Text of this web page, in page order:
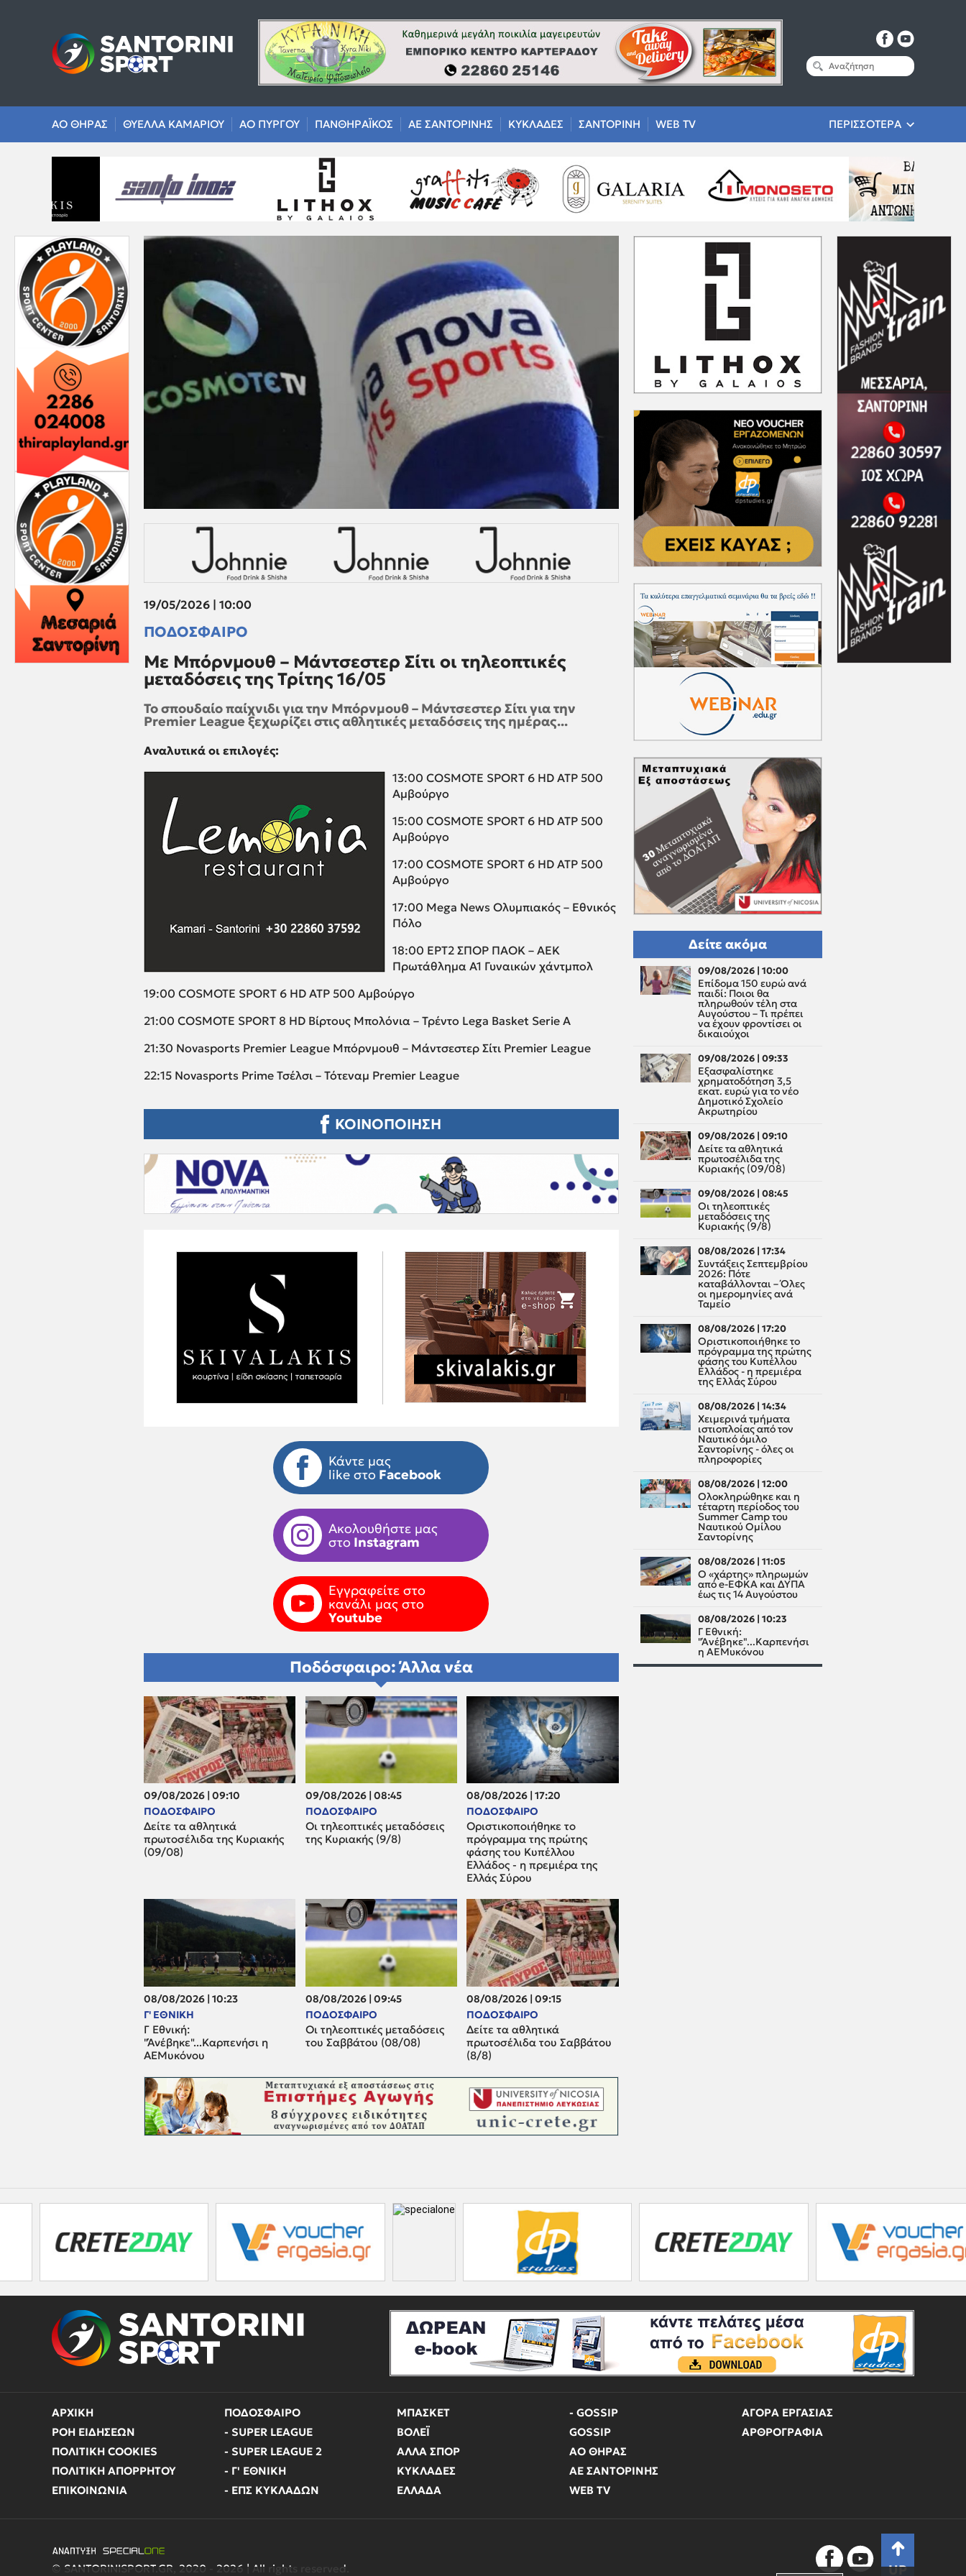
ΑΟ ΘΗΡΑΣ ΘΥΕΛΛΑ ΚΑΜΑΡΙΟΥ ΑΟ ΠΥΡΓΟΥ ΠΑΝΘΗΡΑΪΚΟΣ ΑΕ ΣΑΝΤΟΡΙΝΗΣ ΚΥΚΛΑΔΕΣ ΣΑΝΤΟΡΙΝΗ WEB TV ΠΕΡΙΣΣΟΤΕΡΑ
19/05/2026 | 10:00
ΠΟΔΟΣΦΑΙΡΟ
Με Μπόρνμουθ – Μάντσεστερ Σίτι οι τηλεοπτικές
μεταδόσεις της Τρίτης 16/05
Το σπουδαίο παίχνιδι για την Μπόρνμουθ – Μάντσεστερ Σίτι για την
Premier League ξεχωρίζει στις αθλητικές μεταδόσεις της ημέρας...
Αναλυτικά οι επιλογές:
13:00 COSMOTE SPORT 6 HD ATP 500
Αμβούργο
15:00 COSMOTE SPORT 6 HD ATP 500
Αμβούργο
17:00 COSMOTE SPORT 6 HD ATP 500
Αμβούργο
17:00 Mega News Ολυμπιακός – Εθνικός
Πόλο
18:00 ΕΡΤ2 ΣΠΟΡ ΠΑΟΚ – ΑΕΚ
Πρωτάθλημα Α1 Γυναικών χάντμπολ
19:00 COSMOTE SPORT 6 HD ATP 500 Αμβούργο
21:00 COSMOTE SPORT 8 HD Βίρτους Μπολόνια – Τρέντο Lega Basket Serie A
21:30 Novasports Premier League Μπόρνμουθ – Μάντσεστερ Σίτι Premier League
22:15 Novasports Prime Τσέλσι – Τότεναμ Premier League
ΚΟΙΝΟΠΟΙΗΣΗ
Κάντε μας
like στο Facebook
Ακολουθήστε μας
στο Instagram
Εγγραφείτε στο
κανάλι μας στο
Youtube
Ποδόσφαιρο: Άλλα νέα
09/08/2026 | 09:10
ΠΟΔΟΣΦΑΙΡΟ
Δείτε τα αθλητικά
πρωτοσέλιδα της Κυριακής
(09/08)
09/08/2026 | 08:45
ΠΟΔΟΣΦΑΙΡΟ
Οι τηλεοπτικές μεταδόσεις
της Κυριακής (9/8)
08/08/2026 | 17:20
ΠΟΔΟΣΦΑΙΡΟ
Οριστικοποιήθηκε το
πρόγραμμα της πρώτης
φάσης του Κυπέλλου
Ελλάδος - η πρεμιέρα της
Ελλάς Σύρου
08/08/2026 | 10:23
Γ' ΕΘΝΙΚΗ
Γ Εθνική:
"Άνέβηκε"...Καρπενήσι η
ΑΕΜυκόνου
08/08/2026 | 09:45
ΠΟΔΟΣΦΑΙΡΟ
Οι τηλεοπτικές μεταδόσεις
του Σαββάτου (08/08)
08/08/2026 | 09:15
ΠΟΔΟΣΦΑΙΡΟ
Δείτε τα αθλητικά
πρωτοσέλιδα του Σαββάτου
(8/8)
Δείτε ακόμα
09/08/2026 | 10:00
Επίδομα 150 ευρώ ανά
παιδί: Ποιοι θα
πληρωθούν τέλη στα
Αυγούστου – Τι πρέπει
να έχουν φροντίσει οι
δικαιούχοι
09/08/2026 | 09:33
Εξασφαλίστηκε
χρηματοδότηση 3,5
εκατ. ευρώ για το νέο
Δημοτικό Σχολείο
Ακρωτηρίου
09/08/2026 | 09:10
Δείτε τα αθλητικά
πρωτοσέλιδα της
Κυριακής (09/08)
09/08/2026 | 08:45
Οι τηλεοπτικές
μεταδόσεις της
Κυριακής (9/8)
08/08/2026 | 17:34
Συντάξεις Σεπτεμβρίου
2026: Πότε
καταβάλλονται – Όλες
οι ημερομηνίες ανά
Ταμείο
08/08/2026 | 17:20
Οριστικοποιήθηκε το
πρόγραμμα της πρώτης
φάσης του Κυπέλλου
Ελλάδος - η πρεμιέρα
της Ελλάς Σύρου
08/08/2026 | 14:34
Χειμερινά τμήματα
ιστιοπλοίας από τον
Ναυτικό όμιλο
Σαντορίνης - όλες οι
πληροφορίες
08/08/2026 | 12:00
Oλοκληρώθηκε και η
τέταρτη περίοδος του
Summer Camp του
Ναυτικού Ομίλου
Σαντορίνης
08/08/2026 | 11:05
Ο «χάρτης» πληρωμών
από e-ΕΦΚΑ και ΔΥΠΑ
έως τις 14 Αυγούστου
08/08/2026 | 10:23
Γ Εθνική:
"Άνέβηκε"...Καρπενήσι
η ΑΕΜυκόνου
ΑΡΧΙΚΗ
ΡΟΗ ΕΙΔΗΣΕΩΝ
ΠΟΛΙΤΙΚΗ COOKIES
ΠΟΛΙΤΙΚΗ ΑΠΟΡΡΗΤΟΥ
ΕΠΙΚΟΙΝΩΝΙΑ
ΠΟΔΟΣΦΑΙΡΟ
- SUPER LEAGUE
- SUPER LEAGUE 2
- Γ' ΕΘΝΙΚΗ
- ΕΠΣ ΚΥΚΛΑΔΩΝ
ΜΠΑΣΚΕΤ
ΒΟΛΕΪ
ΑΛΛΑ ΣΠΟΡ
ΚΥΚΛΑΔΕΣ
ΕΛΛΑΔΑ
- GOSSIP
GOSSIP
ΑΟ ΘΗΡΑΣ
ΑΕ ΣΑΝΤΟΡΙΝΗΣ
WEB TV
ΑΓΟΡΑ ΕΡΓΑΣΙΑΣ
ΑΡΘΡΟΓΡΑΦΙΑ
© SANTORINISPORT.GR, 2020 - 2026 | All rights reserved. UP